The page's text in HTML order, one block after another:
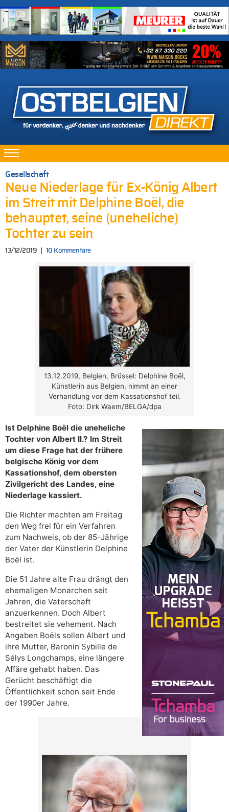
Gesellschaft
Neue Niederlage für Ex-König Albert
im Streit mit Delphine Boël, die
behauptet, seine (uneheliche)
Tochter zu sein
13/12/2019 10 Kommentare
13.12.2019, Belgien, Brüssel: Delphine Boël,
Künstlerin aus Belgien, nimmt an einer
Verhandlung vor dem Kassationshof teil.
Foto: Dirk Waem/BELGA/dpa
Ist Delphine Boël die uneheliche
Tochter von Albert II.? Im Streit
um diese Frage hat der frühere
belgische König vor dem
Kassationshof, dem obersten
Zivilgericht des Landes, eine
Niederlage kassiert.
Die Richter machten am Freitag
den Weg frei für ein Verfahren
zum Nachweis, ob der 85-Jährige
der Vater der Künstlerin Delphine
Boël ist.
Die 51 Jahre alte Frau drängt den
ehemaligen Monarchen seit
Jahren, die Vaterschaft
anzuerkennen. Doch Albert
bestreitet sie vehement. Nach
Angaben Boëls sollen Albert und
ihre Mutter, Baronin Sybille de
Sélys Longchamps, eine längere
Affäre gehabt haben. Das
Gerücht beschäftigt die
Öffentlichkeit schon seit Ende
der 1990er Jahre.